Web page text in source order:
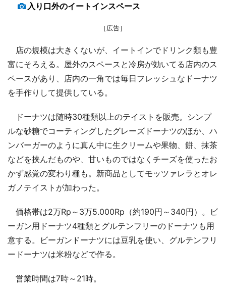
入り口外のイートインスペース
［広告］
店の規模は大きくないが、イートインでドリンク類も豊
富にそろえる。屋外のスペースと冷房が効いてる店内のス
ペースがあり、店内の一角では毎日フレッシュなドーナツ
を手作りして提供している。
ドーナツは随時30種類以上のテイストを販売。シンプ
ルな砂糖でコーティングしたグレーズドーナツのほか、ハ
ンバーガーのように真ん中に生クリームや果物、餅、抹茶
などを挟んだものや、甘いものではなくチーズを使ったお
かず感覚の変わり種も。新商品としてモッツァレラとオレ
ガノテイストが加わった。
価格帯は2万Rp～3万5.000Rp（約190円～340円）。ビ
ーガン用ドーナツ4種類とグルテンフリーのドーナツも用
意する。ビーガンドーナツには豆乳を使い、グルテンフリ
ードーナツは米粉などで作る。
営業時間は7時～21時。